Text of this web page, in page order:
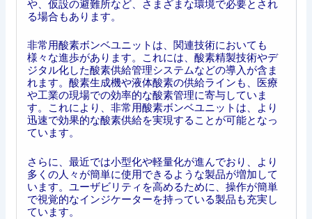
や、仮設の避難所など、さまざまな環境で必要とされ
る場合もあります。
非常用酸素ボンベユニットは、関連技術においても
様々な進歩があります。これには、酸素精製技術やデ
ジタル化した酸素供給管理システムなどの導入が含ま
れます。酸素生成機や液体酸素の供給ラインも、医療
や工業の現場での効率的な酸素管理に寄与していま
す。これにより、非常用酸素ボンベユニットは、より
迅速で効果的な酸素供給を実現することが可能となっ
ています。
さらに、最近では小型化や軽量化が進んでおり、より
多くの人々が簡単に使用できるような製品が増加して
います。ユーザビリティを高めるために、操作が簡単
で視覚的なインジケーターを持っている製品も充実し
ています。